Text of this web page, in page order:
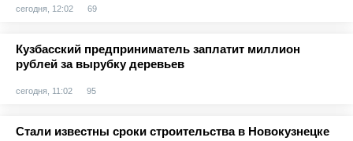
сегодня, 12:02 69
Кузбасский предприниматель заплатит миллион
рублей за вырубку деревьев
сегодня, 11:02 95
Стали известны сроки строительства в Новокузнецке